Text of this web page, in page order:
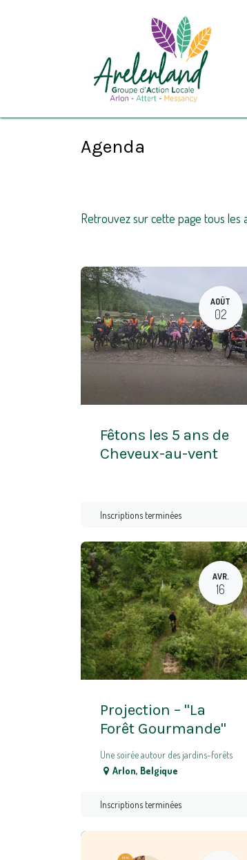
Agenda
Retrouvez sur cette page tous les
AOÛT
02
Fêtons les 5 ans de
Cheveux-au-vent
Inscriptions terminées
AVR.
16
Projection – "La
Forêt Gourmande"
Une soirée autour des jardins-forêts
Arlon, Belgique
Inscriptions terminées